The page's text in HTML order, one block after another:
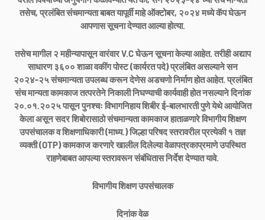
तसेच, प्रलंबित संचमान्यता बाबत यापूर्वी माहे ऑक्टोबर, २०२४ मध्ये कॅप घेऊन
आपणास सूचना देण्यात आल्या होत्या.
तसेच मागील २ महीन्यापासून वारंवार V.C घेऊन सूचना केल्या आहेत. तरीही अद्याप
साधारण ३६०० शाळा वकींग पोस्ट (कार्यरत पदे) प्रलंबित असल्याने सन
२०२४-२५ संचमान्यता उपलब्ध करून देणेस अडचणो निर्माण होत आहेत. प्रलंबित
संच मान्यता कामकाज तत्परतेने निकाली निघण्याची कार्यवाही होत नसल्याने दिनांक
२०.०१.२०२५ पासून पुनश्चः विभागनिहाय शिबीर ई-बालभारती पुणे येथे आयोजित
केला असून सदर शिबोरासाठो संचमान्यता कामकाज हाताळणारे विभागीय शिक्षण
उपसंचालक व शिक्षणाधिकारी (माध्य.) जिल्हा परिषद स्तरावरील प्रत्येकी १ तज्ञ
व्यक्ती (OTP) कामकाज करणारे खालील दिलेल्या वेळापत्रकाप्रमाणे उपस्थित
राहणेबाबत आपल्या स्तरावरून संबंधितास निर्देश देण्यात यावे.
विभागीय शिक्षण उपसंचालक
दिनांक वेळ